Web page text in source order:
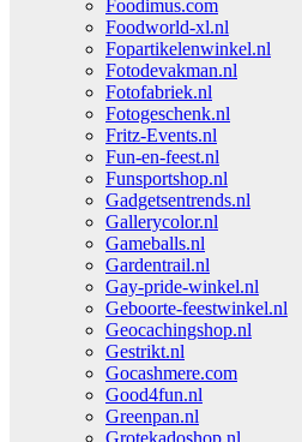
Foodimus.com
Foodworld-xl.nl
Fopartikelenwinkel.nl
Fotodevakman.nl
Fotofabriek.nl
Fotogeschenk.nl
Fritz-Events.nl
Fun-en-feest.nl
Funsportshop.nl
Gadgetsentrends.nl
Gallerycolor.nl
Gameballs.nl
Gardentrail.nl
Gay-pride-winkel.nl
Geboorte-feestwinkel.nl
Geocachingshop.nl
Gestrikt.nl
Gocashmere.com
Good4fun.nl
Greenpan.nl
Grotekadoshop.nl